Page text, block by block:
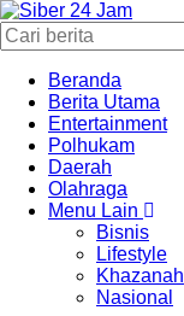
Beranda
Berita Utama
Entertainment
Polhukam
Daerah
Olahraga
Menu Lain
Bisnis
Lifestyle
Khazanah
Nasional